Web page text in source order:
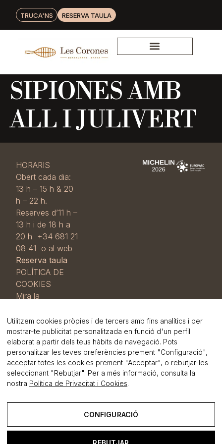
TRUCA'NS RESERVA TAULA
SIPIONES AMB
ALL I JULIVERT
HORARIS
Obert cada dia:
13 h – 15 h & 20
h – 22 h.
Reserves d’11 h –
13 h i de 18 h a
20 h +34 681 21
08 41 o al web
Reserva taula
POLÍTICA DE
COOKIES
Mira la
de cookies i
RGPDi la
Política de
privadesa .
foster.cat
Utilitzem cookies pròpies i de tercers amb fins analítics i per
mostrar-te publicitat personalitzada en funció d'un perfil
elaborat a partir dels teus hàbits de navegació. Pots
personalitzar les teves preferències prement "Configuració",
acceptar totes les cookies prement "Acceptar", o rebutjar-les
seleccionant "Rebutjar". Per a més informació, consulta la
nostra Política de Privacitat i Cookies.
CONFIGURACIÓ